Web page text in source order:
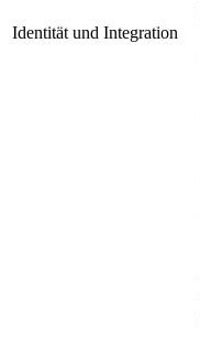
Identität und Integration